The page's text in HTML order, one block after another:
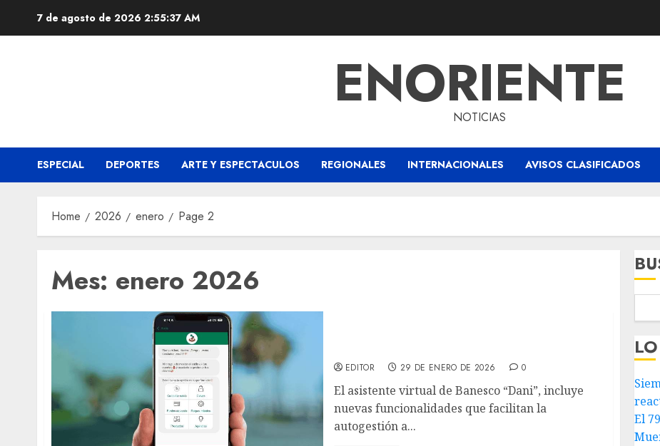
7 de agosto de 2026 2:55:38 AM
ENORIENTE
NOTICIAS
ESPECIAL DEPORTES ARTE Y ESPECTACULOS REGIONALES INTERNACIONALES AVISOS CLASIFICADOS
Home 2026 enero Page 2
Mes: enero 2026
EDITOR 29 DE ENERO DE 2026 0
El asistente virtual de Banesco “Dani”, incluye
nuevas funcionalidades que facilitan la
autogestión a...
El